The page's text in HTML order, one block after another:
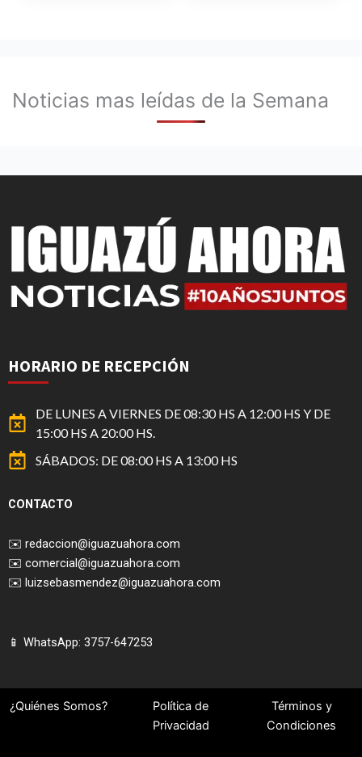
Noticias mas leídas de la Semana
HORARIO DE RECEPCIÓN
DE LUNES A VIERNES DE 08:30 HS A 12:00 HS Y DE
15:00 HS A 20:00 HS.
SÁBADOS: DE 08:00 HS A 13:00 HS
CONTACTO
✉️ redaccion@iguazuahora.com
✉️ comercial@iguazuahora.com
✉️ luizsebasmendez@iguazuahora.com
📱 WhatsApp: 3757-647253
¿Quiénes Somos?
Política de
Privacidad
Términos y
Condiciones